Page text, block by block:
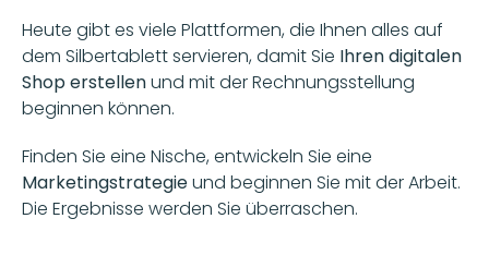
Heute gibt es viele Plattformen, die Ihnen alles auf
dem Silbertablett servieren, damit Sie Ihren digitalen
Shop erstellen und mit der Rechnungsstellung
beginnen können.
Marketingstrategie und beginnen Sie mit der Arbeit.
Die Ergebnisse werden Sie überraschen.